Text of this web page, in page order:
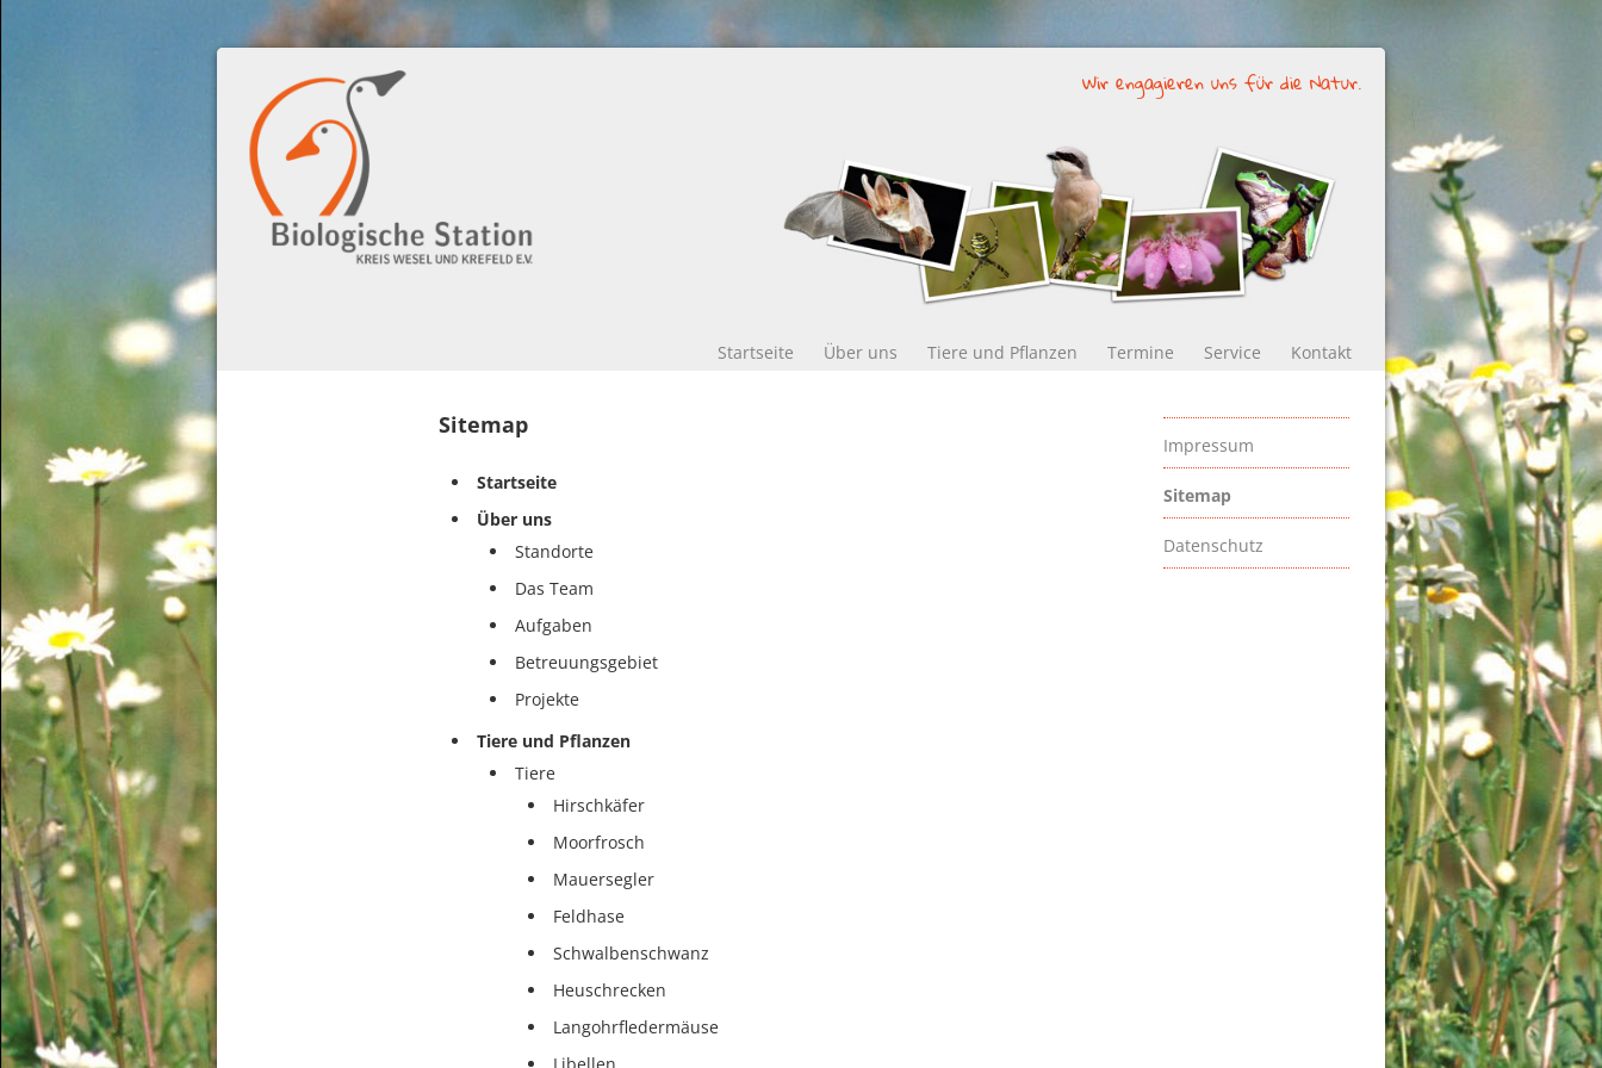
Wir engagieren uns für die Natur.
Startseite Über uns Tiere und Pflanzen Termine Service Kontakt
Sitemap
Startseite
Über uns
Standorte
Das Team
Aufgaben
Betreuungsgebiet
Projekte
Tiere und Pflanzen
Tiere
Hirschkäfer
Moorfrosch
Mauersegler
Feldhase
Schwalbenschwanz
Heuschrecken
Langohrfledermäuse
Impressum
Sitemap
Datenschutz